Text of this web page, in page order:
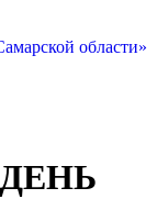
области»